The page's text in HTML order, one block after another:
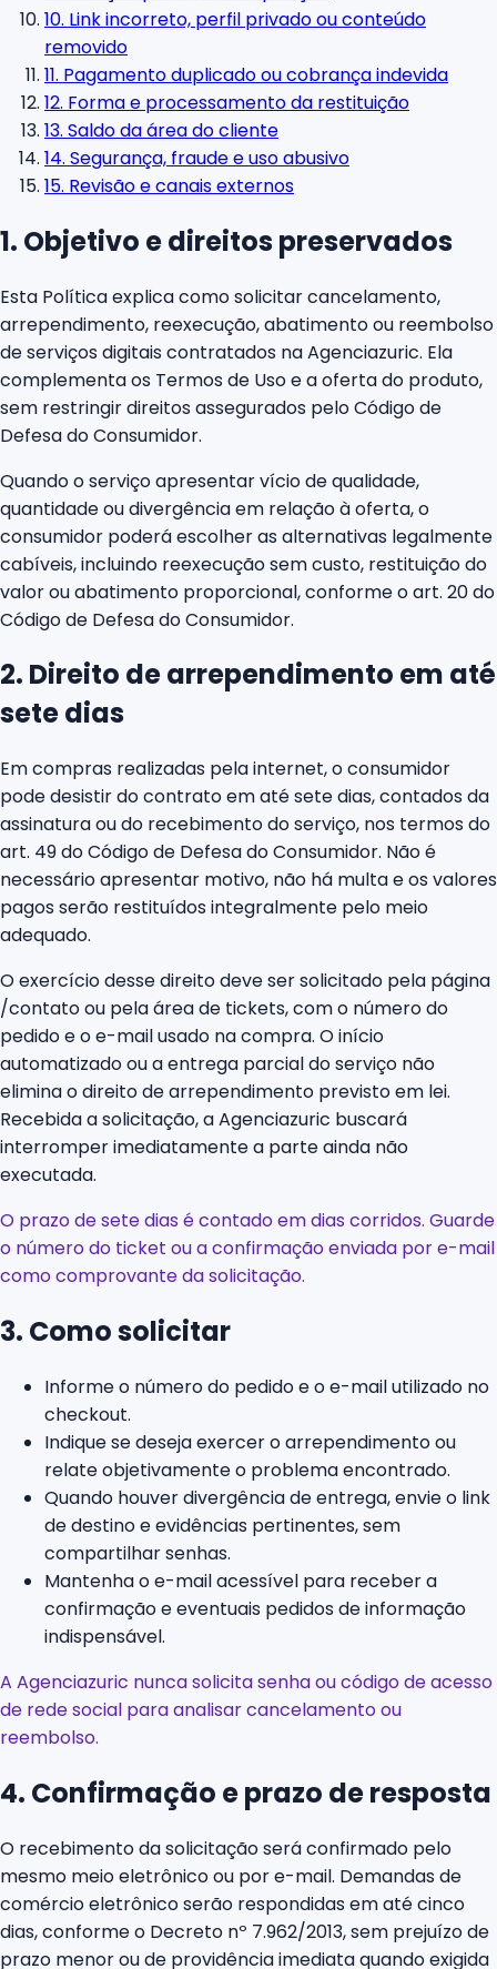
10. Link incorreto, perfil privado ou conteúdo
removido
11. Pagamento duplicado ou cobrança indevida
12. Forma e processamento da restituição
13. Saldo da área do cliente
14. Segurança, fraude e uso abusivo
15. Revisão e canais externos
1. Objetivo e direitos preservados
Esta Política explica como solicitar cancelamento,
arrependimento, reexecução, abatimento ou reembolso
de serviços digitais contratados na Agenciazuric. Ela
complementa os Termos de Uso e a oferta do produto,
sem restringir direitos assegurados pelo Código de
Defesa do Consumidor.
Quando o serviço apresentar vício de qualidade,
quantidade ou divergência em relação à oferta, o
consumidor poderá escolher as alternativas legalmente
cabíveis, incluindo reexecução sem custo, restituição do
valor ou abatimento proporcional, conforme o art. 20 do
Código de Defesa do Consumidor.
2. Direito de arrependimento em até
sete dias
Em compras realizadas pela internet, o consumidor
pode desistir do contrato em até sete dias, contados da
assinatura ou do recebimento do serviço, nos termos do
art. 49 do Código de Defesa do Consumidor. Não é
necessário apresentar motivo, não há multa e os valores
pagos serão restituídos integralmente pelo meio
adequado.
O exercício desse direito deve ser solicitado pela página
/contato ou pela área de tickets, com o número do
pedido e o e-mail usado na compra. O início
automatizado ou a entrega parcial do serviço não
elimina o direito de arrependimento previsto em lei.
Recebida a solicitação, a Agenciazuric buscará
interromper imediatamente a parte ainda não
executada.
O prazo de sete dias é contado em dias corridos. Guarde
o número do ticket ou a confirmação enviada por e-mail
como comprovante da solicitação.
3. Como solicitar
Informe o número do pedido e o e-mail utilizado no
checkout.
Indique se deseja exercer o arrependimento ou
relate objetivamente o problema encontrado.
Quando houver divergência de entrega, envie o link
de destino e evidências pertinentes, sem
compartilhar senhas.
Mantenha o e-mail acessível para receber a
confirmação e eventuais pedidos de informação
indispensável.
A Agenciazuric nunca solicita senha ou código de acesso
de rede social para analisar cancelamento ou
reembolso.
4. Confirmação e prazo de resposta
O recebimento da solicitação será confirmado pelo
mesmo meio eletrônico ou por e-mail. Demandas de
comércio eletrônico serão respondidas em até cinco
dias, conforme o Decreto nº 7.962/2013, sem prejuízo de
prazo menor ou de providência imediata quando exigida